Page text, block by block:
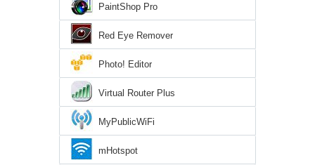
PaintShop Pro
Red Eye Remover
Photo! Editor
Virtual Router Plus
MyPublicWiFi
mHotspot